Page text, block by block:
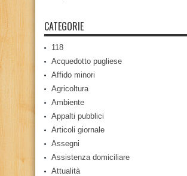
CATEGORIE
118
Acquedotto pugliese
Affido minori
Agricoltura
Ambiente
Appalti pubblici
Articoli giornale
Assegni
Assistenza domiciliare
Attualità